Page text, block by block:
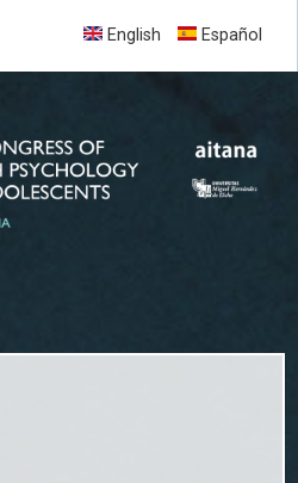
English Español